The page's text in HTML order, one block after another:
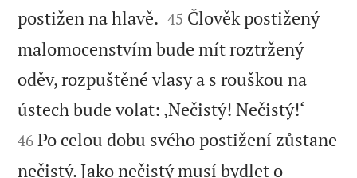
postižen na hlavě. 

45 Člověk postižený
malomocenstvím bude mít roztržený
oděv, rozpuštěné vlasy a s rouškou na
ústech bude volat: ‚Nečistý! Nečistý!‘
46 Po celou dobu svého postižení zůstane
nečistý. Jako nečistý musí bydlet o